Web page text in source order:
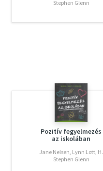
Stephen Glenn
Pozitív fegyelmezés
az iskolában
Jane Nelsen, Lynn Lott, H.
Stephen Glenn